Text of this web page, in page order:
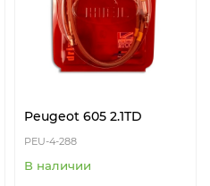
Peugeot 605 2.1TD
PEU-4-288
В наличии